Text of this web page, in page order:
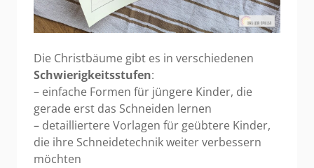
Die Christbäume gibt es in verschiedenen
Schwierigkeitsstufen:
– einfache Formen für jüngere Kinder, die
gerade erst das Schneiden lernen
– detailliertere Vorlagen für geübtere Kinder,
die ihre Schneidetechnik weiter verbessern
möchten